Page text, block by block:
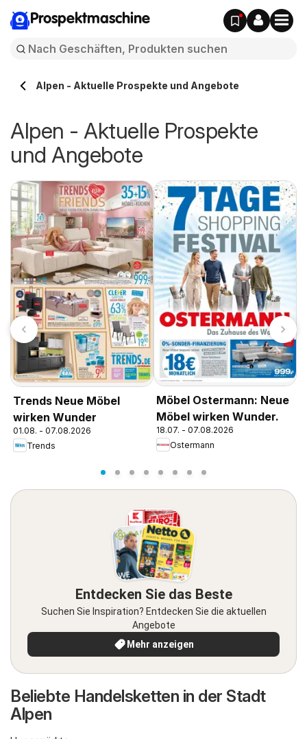
Prospektmaschine
Alpen - Aktuelle Prospekte und Angebote
Alpen - Aktuelle Prospekte
und Angebote
Trends Neue Möbel
wirken Wunder
01.08. - 07.08.2026
Trends
Möbel Ostermann: Neue
Möbel wirken Wunder.
18.07. - 07.08.2026
Ostermann
Entdecken Sie das Beste
Suchen Sie Inspiration? Entdecken Sie die aktuellen
Angebote
Mehr anzeigen
Beliebte Handelsketten in der Stadt
Alpen